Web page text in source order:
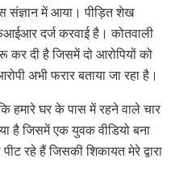
संज्ञान में आया। पीड़ित शेख
दर्ज करवाई है। कोतवाली
दी है जिसमें दो आरोपियों को
अभी फरार बताया जा रहा है।
हमारे घर के पास में रहने वाले चार
है जिसमें एक युवक वीडियो बना
रहे हैं जिसकी शिकायत मेरे द्वारा